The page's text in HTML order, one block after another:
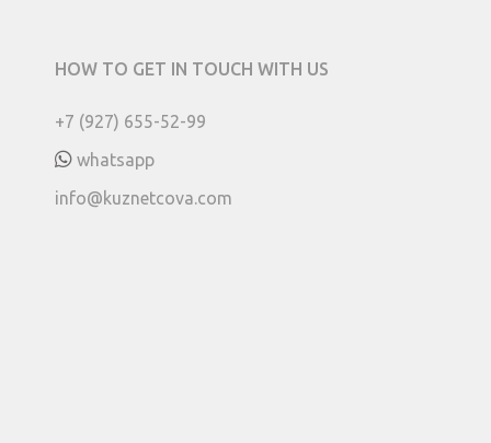
HOW TO GET IN TOUCH WITH US
+7 (927) 655-52-99
whatsapp
info@kuznetcova.com